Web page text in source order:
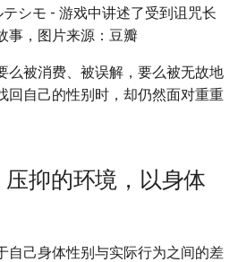
シモ - 游戏中讲述了受到诅咒长
事，图片来源：豆瓣
么被消费、被误解，要么被无故地
回自己的性别时，却仍然面对重重
抑的环境，以身体
自己身体性别与实际行为之间的差